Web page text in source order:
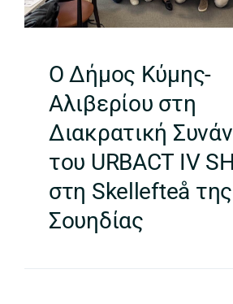
Ο Δήμος Κύμης-
Αλιβερίου στη
Διακρατική
του URBACT IV
στη Skellefteå της
Σουηδίας